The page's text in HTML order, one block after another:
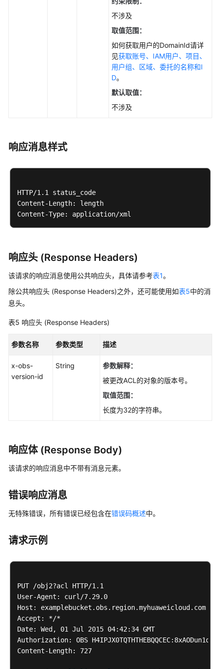
不涉及
取值范围：
如何获取用户的DomainId请详
见获取账号、IAM用户、项目、
用户组、区域、委托的名称和I
D。
默认取值：
不涉及
响应消息样式
HTTP/1.1 status_code
Content-Length: length
响应头 (Response Headers)
该请求的响应消息使用公共响应头，具体请参考表1。
除公共响应头 (Response Headers)之外，还可能使用如表5中的消
息头。
表5 响应头 (Response Headers)
参数名称 参数类型 描述
x-obs-
version-id
String
参数解释：
被更改ACL的对象的版本号。
取值范围：
长度为32的字符串。
响应体 (Response Body)
该请求的响应消息中不带有消息元素。
错误响应消息
无特殊错误，所有错误已经包含在错误码概述中。
请求示例
PUT /obj2?acl HTTP/1.1
User-Agent: curl/7.29.0
Host: examplebucket.obs.region.myhuaweicloud.com
Accept: */*
Date: Wed, 01 Jul 2015 04:42:34 GMT
Authorization: OBS
Content-Length: 727